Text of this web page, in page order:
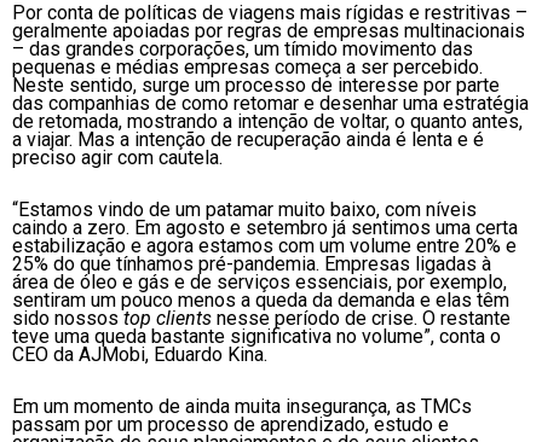
Por conta de políticas de viagens mais rígidas e restritivas –
geralmente apoiadas por regras de empresas multinacionais
– das grandes corporações, um tímido movimento das
pequenas e médias empresas começa a ser percebido.
Neste sentido, surge um processo de interesse por parte
das companhias de como retomar e desenhar uma estratégia
de retomada, mostrando a intenção de voltar, o quanto antes,
a viajar. Mas a intenção de recuperação ainda é lenta e é
preciso agir com cautela.
“Estamos vindo de um patamar muito baixo, com níveis
caindo a zero. Em agosto e setembro já sentimos uma certa
estabilização e agora estamos com um volume entre 20% e
25% do que tínhamos pré-pandemia. Empresas ligadas à
área de óleo e gás e de serviços essenciais, por exemplo,
sentiram um pouco menos a queda da demanda e elas têm
sido nossos top clients nesse período de crise. O restante
teve uma queda bastante significativa no volume”, conta o
CEO da AJMobi, Eduardo Kina.
Em um momento de ainda muita insegurança, as TMCs
passam por um processo de aprendizado, estudo e